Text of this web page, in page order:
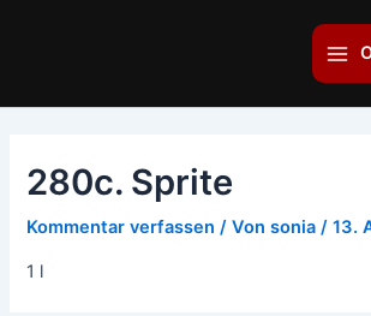
280c. Sprite
Kommentar verfassen / Vonsonia/13.
1 l